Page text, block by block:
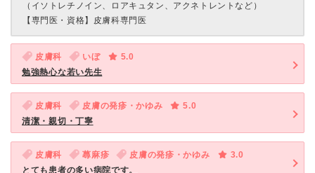
（イソトレチノイン、ロアキュタン、アクネトレントなど）
【専門医・資格】 皮膚科専門医
皮膚科 いぼ
5.0
勉強熱心な若い先生
皮膚科 皮膚の発疹・かゆみ
5.0
清潔・親切・丁寧
皮膚科 蕁麻疹 皮膚の発疹・かゆみ
3.0
とても患者の多い病院です。